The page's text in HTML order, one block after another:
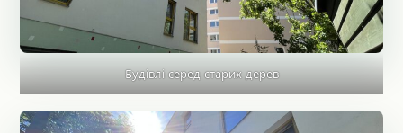
Будівлі серед старих дерев